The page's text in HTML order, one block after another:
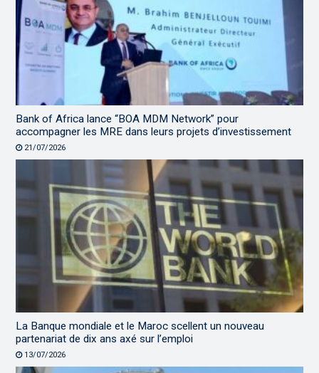
Bank of Africa lance “BOA MDM Network” pour
accompagner les MRE dans leurs projets d’investissement
21/07/2026
La Banque mondiale et le Maroc scellent un nouveau
partenariat de dix ans axé sur l’emploi
13/07/2026